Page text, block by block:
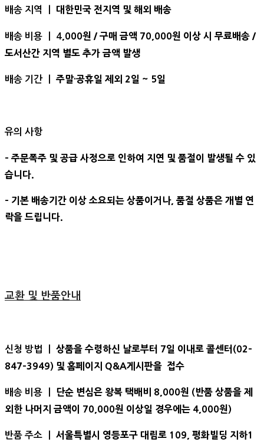
배송 지역 ㅣ 대한민국 전지역 및 해외 배송
배송 비용 ㅣ 4 ,000원 / 구매 금액 70,000원 이상 시 무료배송 /
도서산간 지역 별도 추가 금액 발생
배송 기간 ㅣ 주말·공휴일 제외 2일 ~ 5일
유의 사항
- 주문폭주 및 공급 사정으로 인하여 지연 및 품절이 발생될 수 있
습니다.
- 기본 배송기간 이상 소요되는 상품이거나, 품절 상품은 개별 연
락을 드립니다.
교환 및 반품안내
신청 방법 ㅣ 상품을 수령하신 날로부터 7일 이내로 콜센터(02-
847-3949) 및 홈페이지 Q&A게시판을 접수
배송 비용 ㅣ
단순 변심은 왕복 택배비 8,000원 (반품 상품을 제
외한 나머지 금액이 70,000원 이상일 경우에는 4,000원)
반품 주소 ㅣ 서울특별시 영등포구 대림로 109, 평화빌딩 지하1